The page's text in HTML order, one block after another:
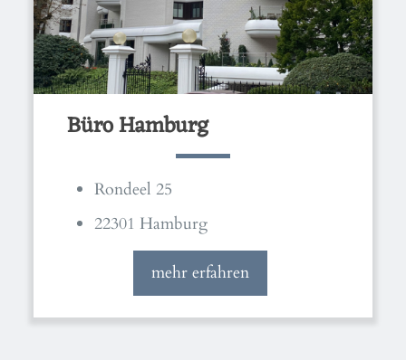
Büro Hamburg
Rondeel 25
22301 Hamburg
mehr erfahren